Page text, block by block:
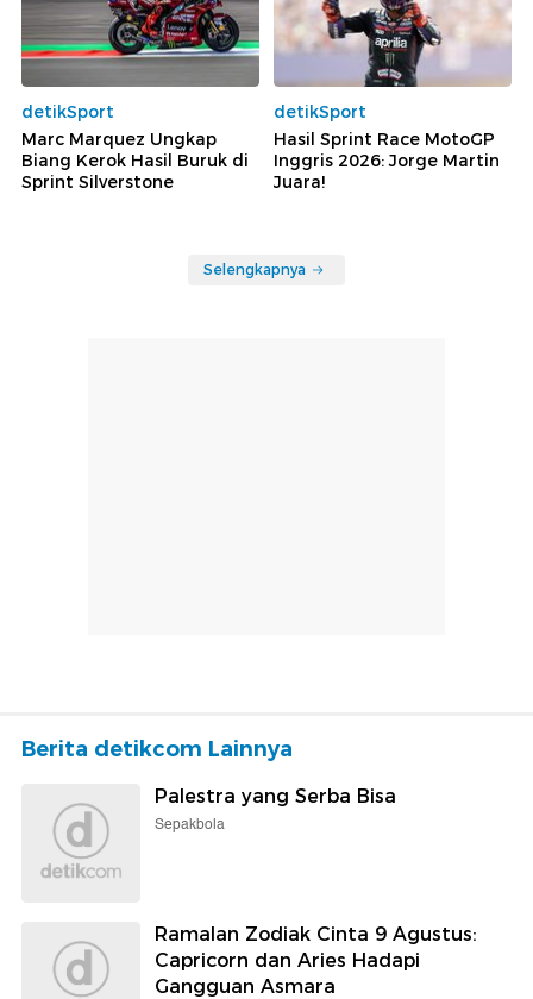
detikSport
Marc Marquez Ungkap
Biang Kerok Hasil Buruk di
Sprint Silverstone
detikSport
Hasil Sprint Race MotoGP
Inggris 2026: Jorge Martin
Juara!
Selengkapnya
Berita detikcom Lainnya
Palestra yang Serba Bisa
Sepakbola
Ramalan Zodiak Cinta 9 Agustus:
Capricorn dan Aries Hadapi
Gangguan Asmara